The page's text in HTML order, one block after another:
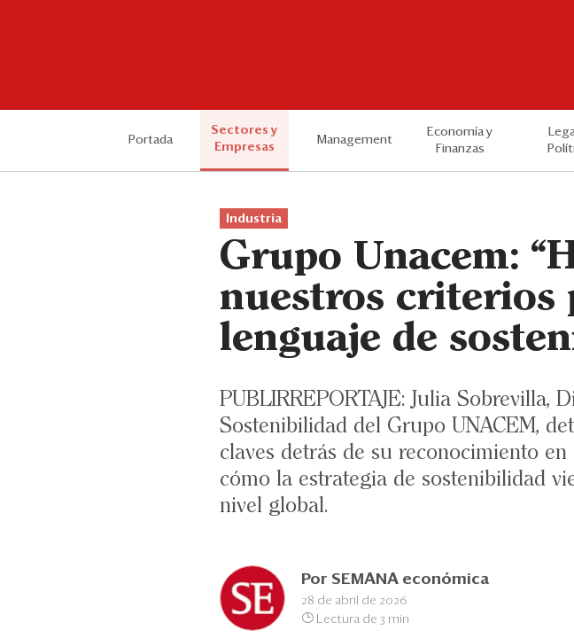
Portada
Sectores y
Empresas
Management
Economía y
Finanzas
Industria
Grupo Unacem:
nuestros criterios
lenguaje de
PUBLIRREPORTAJE: Julia Sobrevilla,
Sostenibilidad del Grupo UNACEM,
claves detrás de su reconocimiento en
cómo la estrategia de sostenibilidad
nivel global.
Por SEMANA económica
28 de abril de 2026
Lectura de 3 min